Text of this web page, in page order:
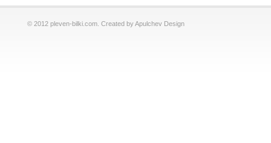
© 2012 pleven-bilki.com. Created by Apulchev Design